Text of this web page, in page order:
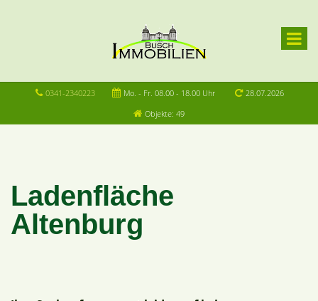
0341-2340223 Mo. - Fr. 08.00 - 18.00 Uhr
28.07.2026
Objekte: 49
Ladenfläche
Altenburg